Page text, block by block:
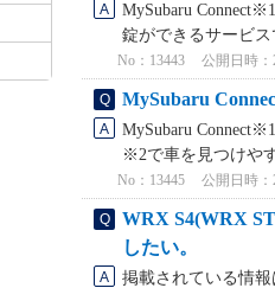
MySubaru
錠ができるサービ
No：13443 公開日時：
MySubaru
MySubaru
※2で車を見つけや
No：13445 公開日時：
WRX S4(WRX
したい。
掲載されている情